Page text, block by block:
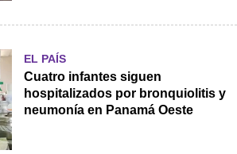
EL PAÍS
Cuatro infantes siguen
hospitalizados por bronquiolitis y
neumonía en Panamá Oeste